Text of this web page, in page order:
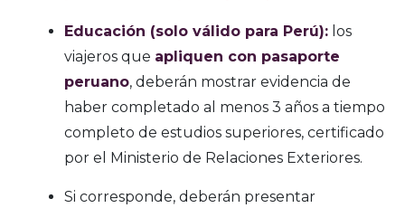
Educación (solo válido para Perú): los
viajeros que apliquen con pasaporte
peruano, deberán mostrar evidencia de
haber completado al menos 3 años a tiempo
completo de estudios superiores, certificado
por el Ministerio de Relaciones Exteriores.
Si corresponde, deberán presentar